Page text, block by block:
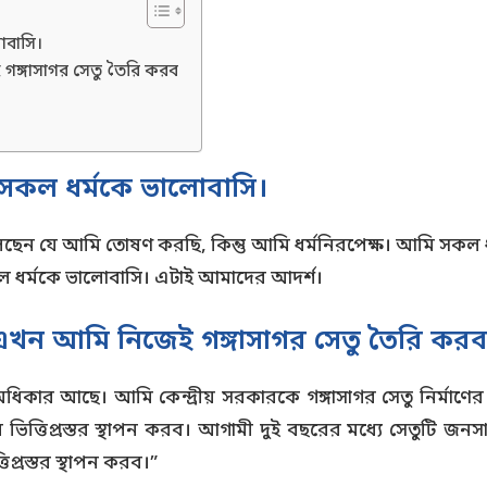
সেতু তৈরি করব
ধর্মকে ভালোবাসি।
যে আমি তোষণ করছি, কিন্তু আমি ধর্মনিরপেক্ষ। আমি সকল
ভালোবাসি। এটাই আমাদের আদর্শ।
আমি নিজেই গঙ্গাসাগর সেতু তৈরি করব
আছে। আমি কেন্দ্রীয় সরকারকে গঙ্গাসাগর সেতু
স্থাপন করব। আগামী দুই বছরের মধ্যে সেতুটি
স্থাপন করব।”